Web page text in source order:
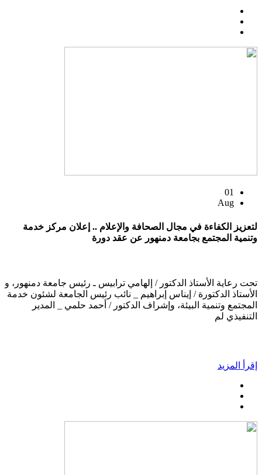
01
Aug
لتعزيز الكفاءة في مجال الصحافة والإعلام .. إعلان مركز خدمة
وتنمية المجتمع بجامعة دمنهور عن عقد دورة
تحت رعاية الأستاذ الدكتور / إلهامي ترابيس ـ رئيس جامعة دمنهور، و
الأستاذ الدكتورة / إيناس إبراهيم _ نائب رئيس الجامعة لشئون خدمة
المجتمع وتنمية البيئة، وإشراف الدكتور / أحمد حلمي _ المدير
التنفيذي لم
إقرأ المزيد